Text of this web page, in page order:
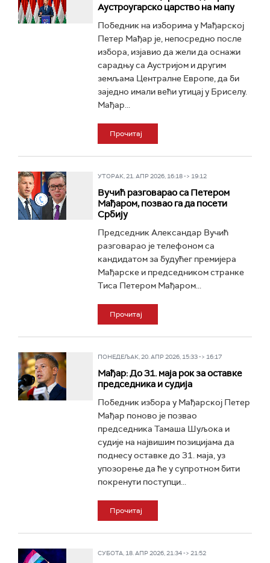
Аустроугарско царство на мапу
Победник на изборима у Мађарској
Петер Мађар је, непосредно после
избора, изјавио да жели да оснажи
сарадњу са Аустријом и другим
земљама Централне Европе, да би
заједно имали већи утицај у Бриселу.
Мађар...
Прочитај
УТОРАК, 21. АПР 2026, 16:18 -> 19:12
Вучић разговарао са Петером
Мађаром, позвао га да посети
Србију
Председник Александар Вучић
разговарао је телефоном са
кандидатом за будућег премијера
Мађарске и председником странке
Тиса Петером Мађаром...
Прочитај
ПОНЕДЕЉАК, 20. АПР 2026, 15:33 -> 16:17
Мађар: До 31. маја рок за оставке
председника и судија
Победник избора у Мађарској Петер
Мађар поново је позвао
председника Тамаша Шуљока и
судије на највишим позицијама да
поднесу оставке до 31. маја, уз
упозорење да ће у супротном бити
покренути поступци...
Прочитај
СУБОТА, 18. АПР 2026, 21:34 -> 21:52